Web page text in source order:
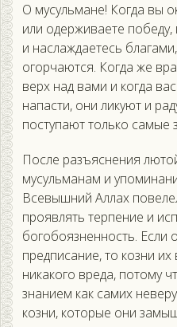
О мусульмане! Когда вы
или одерживаете победу,
и наслаждаетесь
огорчаются. Когда же
верх над вами и когда
напасти, они ликуют и
поступают только самые
После разъяснения
мусульманам и
Всевышний Аллах
проявлять терпение и
богобоязненность. Если
предписание, то козни
никакого вреда, потому
знанием как самих
козни, которые они